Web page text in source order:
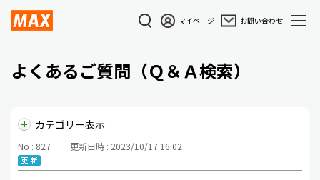
マイページ お問い合わせ
よくあるご質問（Ｑ＆Ａ検索）
カテゴリー表示
No : 827 更新日時 : 2023/10/17 16:02